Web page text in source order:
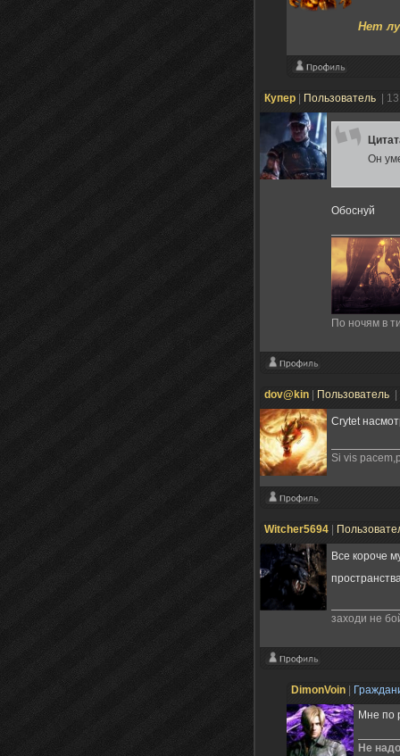
Нет
Купер Пользователь |
Он
Обоснуй
По ночям в
dov@kin Пользователь
Crytet
Si vis
Witcher5694
Все короче
заходи не
DimonVoin
Мне по
Не